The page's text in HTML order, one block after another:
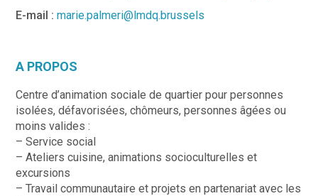
E-mail : marie.palmeri@lmdq.brussels
A PROPOS
Centre d’animation sociale de quartier pour personnes
isolées, défavorisées, chômeurs, personnes âgées ou
moins valides :
– Service social
– Ateliers cuisine, animations socioculturelles et
excursions
– Travail communautaire et projets en partenariat avec les